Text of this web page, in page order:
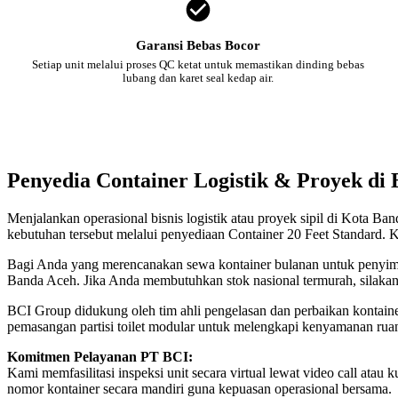
Garansi Bebas Bocor
Setiap unit melalui proses QC ketat untuk memastikan dinding bebas
lubang dan karet seal kedap air.
Penyedia Container Logistik & Proyek di
Menjalankan operasional bisnis logistik atau proyek sipil di Kota
kebutuhan tersebut melalui penyediaan Container 20 Feet
Bagi Anda yang merencanakan sewa kontainer bulanan untuk
Banda Aceh. Jika Anda membutuhkan stok nasional termurah,
BCI Group didukung oleh tim ahli pengelasan dan perbaikan
pemasangan partisi toilet modular untuk melengkapi kenyamanan
Komitmen Pelayanan PT BCI:
Kami memfasilitasi inspeksi unit secara virtual lewat video call atau
nomor kontainer secara mandiri guna kepuasan operasional bersama.